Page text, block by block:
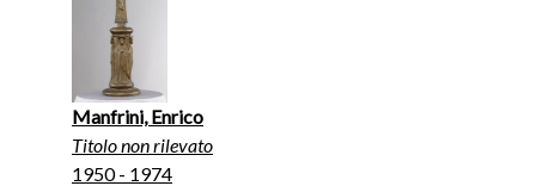
Manfrini, Enrico
Titolo non rilevato
1950 - 1974